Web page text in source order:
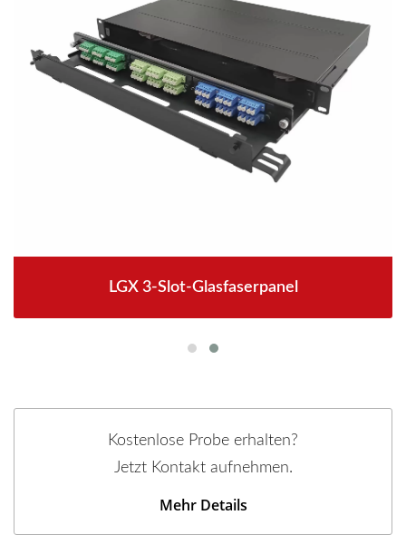
LGX 3-Slot-Glasfaserpanel
Kostenlose Probe erhalten?
Jetzt Kontakt aufnehmen.
Mehr Details